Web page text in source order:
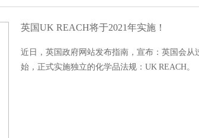
英国UK REACH将于2021年实施！
近日，英国政府网站发布指南，宣布：英国会从
始，正式实施独立的化学品法规：UK REACH。